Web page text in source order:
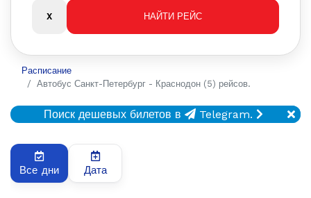
Расписание
Автобус Санкт-Петербург - Краснодон (5) рейсов.
Поиск дешевых билетов в Telegram.
Все дни Дата